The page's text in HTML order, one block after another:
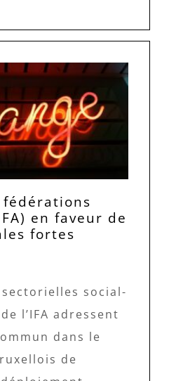
en faveur de
fortes
social-
l’IFA adressent
dans le
de